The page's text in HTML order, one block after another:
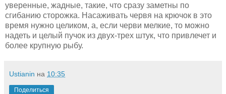
уверенные, жадные, такие, что сразу заметны по
сгибанию сторожка. Насаживать червя на крючок в это
время нужно целиком, а, если черви мелкие, то можно
надеть и целый пучок из двух-трех штук, что привлечет и
более крупную рыбу.
Ustianin на 10:35
Поделиться